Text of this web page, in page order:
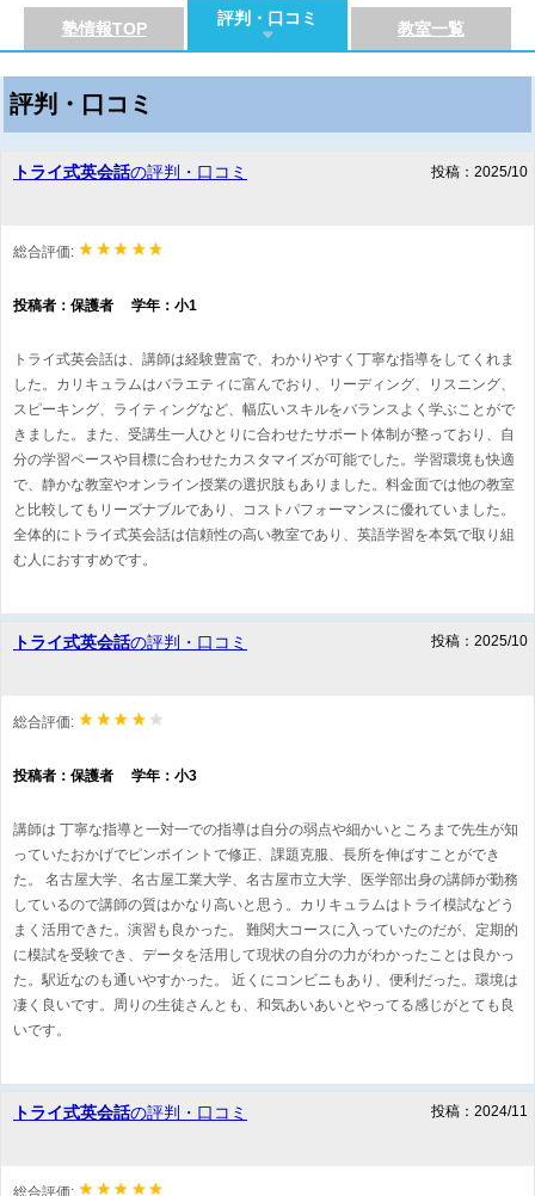
塾情報TOP
評判・口コミ
教室一覧
評判・口コミ
トライ式英会話の評判・口コミ 投稿：2025/10
総合評価:
投稿者：保護者 学年：小1
トライ式英会話は、講師は経験豊富で、わかりやすく丁寧な指導をしてくれま
した。カリキュラムはバラエティに富んでおり、リーディング、リスニング、
スピーキング、ライティングなど、幅広いスキルをバランスよく学ぶことがで
きました。また、受講生一人ひとりに合わせたサポート体制が整っており、自
分の学習ペースや目標に合わせたカスタマイズが可能でした。学習環境も快適
で、静かな教室やオンライン授業の選択肢もありました。料金面では他の教室
と比較してもリーズナブルであり、コストパフォーマンスに優れていました。
全体的にトライ式英会話は信頼性の高い教室であり、英語学習を本気で取り組
む人におすすめです。
トライ式英会話の評判・口コミ 投稿：2025/10
総合評価:
投稿者：保護者 学年：小3
講師は 丁寧な指導と一対一での指導は自分の弱点や細かいところまで先生が知
っていたおかげでピンポイントで修正、課題克服、長所を伸ばすことができ
た。 名古屋大学、名古屋工業大学、名古屋市立大学、医学部出身の講師が勤務
しているので講師の質はかなり高いと思う。カリキュラムはトライ模試などう
まく活用できた。演習も良かった。 難関大コースに入っていたのだが、定期的
に模試を受験でき、データを活用して現状の自分の力がわかったことは良かっ
た。駅近なのも通いやすかった。 近くにコンビニもあり、便利だった。環境は
凄く良いです。周りの生徒さんとも、和気あいあいとやってる感じがとても良
いです。
トライ式英会話の評判・口コミ 投稿：2024/11
総合評価: